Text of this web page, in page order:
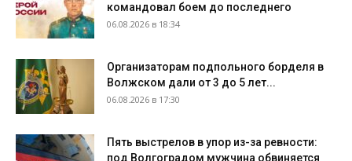
командовал боем до последнего
06.08.2026 в 18:34
Организаторам подпольного борделя в
Волжском дали от 3 до 5 лет...
06.08.2026 в 17:30
Пять выстрелов в упор из-за ревности:
под Волгоградом мужчина обвиняется